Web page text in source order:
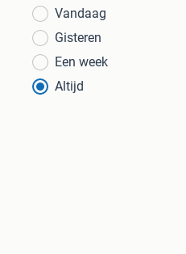
Vandaag
Gisteren
Een week
Altijd